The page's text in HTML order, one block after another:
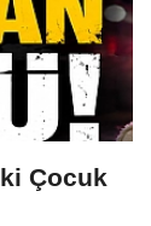
Çocuk